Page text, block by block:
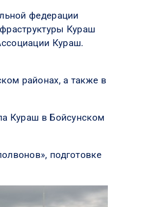
федерации
Кураш
Кураш.
районах, а также в
Кураш в Бойсунском
подготовке